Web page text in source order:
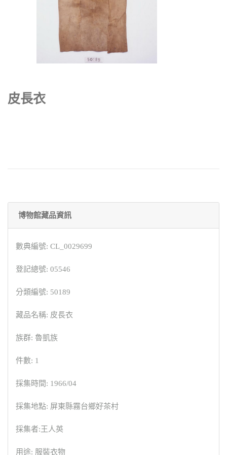
皮長衣
博物館藏品資訊
數典編號: CL_0029699
登記總號: 05546
分類編號: 50189
藏品名稱: 皮長衣
族群: 魯凱族
件數: 1
採集時間: 1966/04
採集地點: 屏東縣霧台鄉好茶村
採集者:王人英
用途: 服裝衣物